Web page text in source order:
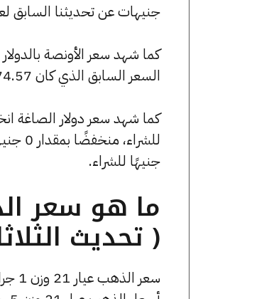
جنيهات عن تحديثنا السابق
السعر السابق الذي كان 4574.57 جنيهًا للبيع و0 جنيهًا للشراء.
جنيهًا للشراء.
( تحديث الثلاثاء 31 مارس الساعة 3:20
سعر الذهب عيار 21 وزن 1 جرام 7100 جنيه للشراء، وللبيع 7170 جنيه.